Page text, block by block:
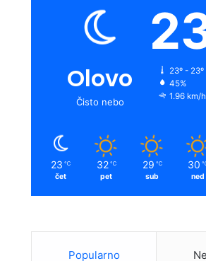
Olovo
Čisto nebo
23º - 23º
45%
1.96 km/h
23 ℃
čet
32 ℃
pet
29 ℃
sub
30
ned
Popularno